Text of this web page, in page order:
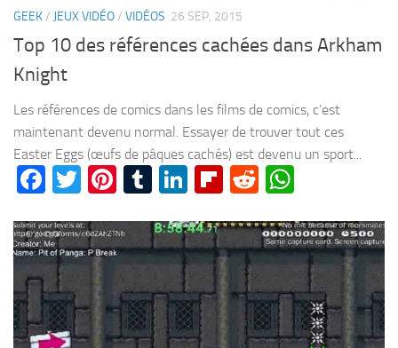
GEEK/ JEUX VIDÉO/ VIDÉOS 26 SEP, 2015
Top 10 des références cachées dans Arkham
Knight
Les références de comics dans les films de comics, c’est
maintenant devenu normal. Essayer de trouver tout ces
Easter Eggs (œufs de pâques cachés) est devenu un sport...
Facebook
TwitterPinterest
TumblrLinkedIn
Flipboard
Reddit